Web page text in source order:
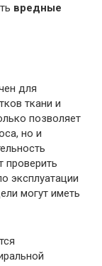
вредные
для
ткани и
позволяет
но и
проверить
эксплуатации
могут иметь